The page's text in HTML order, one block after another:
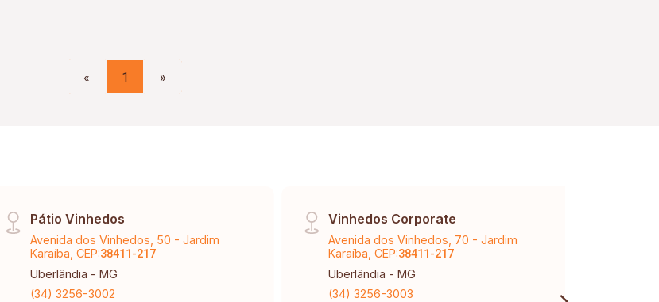
« 1 »
Pátio Vinhedos
Avenida dos Vinhedos, 50 - Jardim
Karaíba, CEP:38411-217
Uberlândia - MG
(34) 3256-3002
Vinhedos Corporate
Avenida dos Vinhedos, 70 - Jardim
Karaíba, CEP:38411-217
Uberlândia - MG
(34) 3256-3003